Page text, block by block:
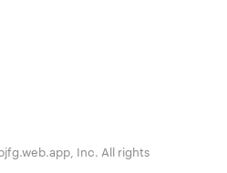
Inc. All rights